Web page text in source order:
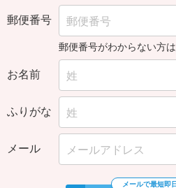
郵便番号
郵便番号がわからない方は
お名前
ふりがな
メール